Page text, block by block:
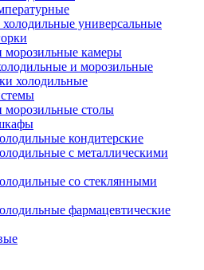
универсальные
морозильные камеры
и морозильные
холодильные
морозильные столы
кондитерские
с металлическими
со стеклянными
фармацевтические